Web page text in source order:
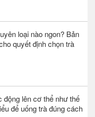
loại nào ngon? Bản
quyết định chọn trà
động lên cơ thể như thế
để uống trà đúng cách